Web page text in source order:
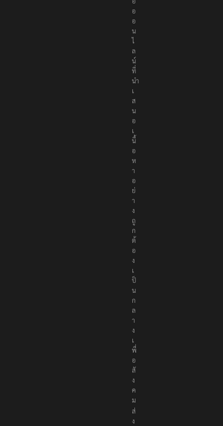
อ
อ
น
ไ
ล
น์
ที่
นำ
เ
ส
น
อ
เ
นื้
อ
ห
า
อ
ย่
า
ง
ถู
ก
ต้
อ
ง
เ
ป็
น
ก
ล
า
ง
เ
พื่
อ
สั
ง
ค
ม
ส่
ง